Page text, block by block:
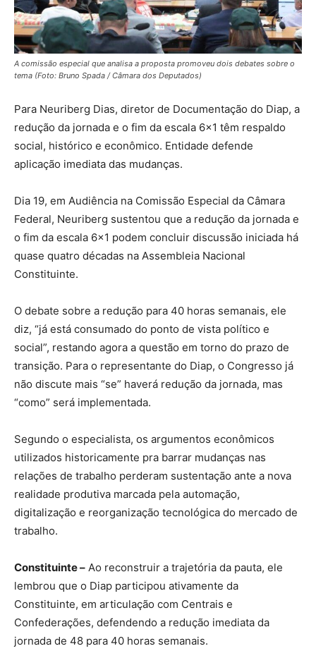
A comissão especial que analisa a proposta promoveu dois debates sobre o
tema (Foto: Bruno Spada / Câmara dos Deputados)
Para Neuriberg Dias, diretor de Documentação do Diap, a
redução da jornada e o fim da escala 6×1 têm respaldo
social, histórico e econômico. Entidade defende
aplicação imediata das mudanças.
Dia 19, em Audiência na Comissão Especial da Câmara
Federal, Neuriberg sustentou que a redução da jornada e
o fim da escala 6×1 podem concluir discussão iniciada há
quase quatro décadas na Assembleia Nacional
Constituinte.
O debate sobre a redução para 40 horas semanais, ele
diz, “já está consumado do ponto de vista político e
social”, restando agora a questão em torno do prazo de
transição. Para o representante do Diap, o Congresso já
não discute mais “se” haverá redução da jornada, mas
“como” será implementada.
Segundo o especialista, os argumentos econômicos
utilizados historicamente pra barrar mudanças nas
relações de trabalho perderam sustentação ante a nova
realidade produtiva marcada pela automação,
digitalização e reorganização tecnológica do mercado de
trabalho.
Constituinte – Ao reconstruir a trajetória da pauta, ele
lembrou que o Diap participou ativamente da
Constituinte, em articulação com Centrais e
Confederações, defendendo a redução imediata da
jornada de 48 para 40 horas semanais.